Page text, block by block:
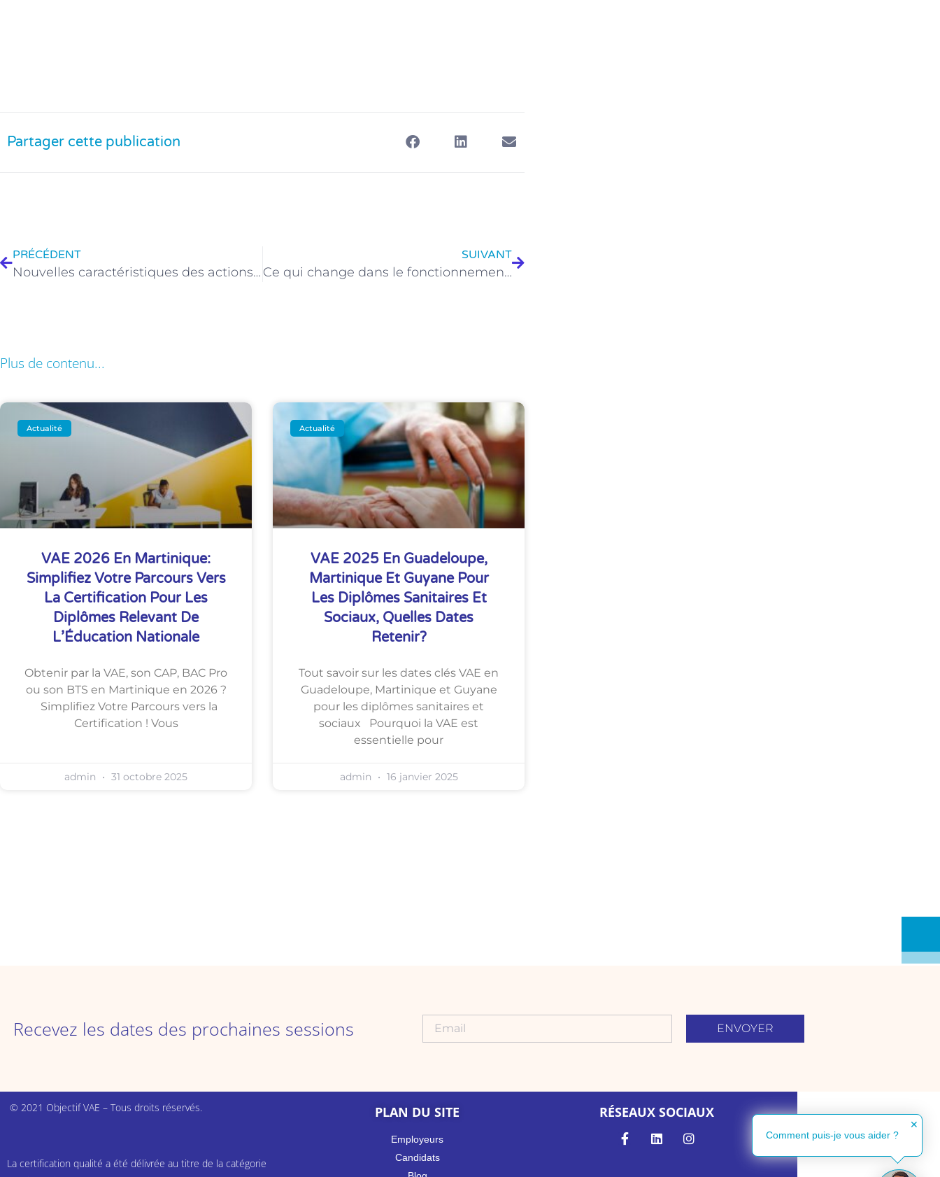
Partager cette publication
PRÉCÉDENT
Nouvelles caractéristiques des actions de formation
SUIVANT
Ce qui change dans le fonctionnement du compte personnel de formation (CPF)
Plus de contenu...
Actualité
VAE 2026 En Martinique:
Simplifiez Votre Parcours Vers
La Certification Pour Les
Diplômes Relevant De
L’Éducation Nationale
Obtenir par la VAE, son CAP, BAC Pro
ou son BTS en Martinique en 2026 ?
Simplifiez Votre Parcours vers la
Certification ! Vous
admin 31 octobre 2025
Actualité
VAE 2025 En Guadeloupe,
Martinique Et Guyane Pour
Les Diplômes Sanitaires Et
Sociaux, Quelles Dates
Retenir?
Tout savoir sur les dates clés VAE en
Guadeloupe, Martinique et Guyane
pour les diplômes sanitaires et
sociaux Pourquoi la VAE est
essentielle pour
admin 16 janvier 2025
Recevez les dates des prochaines sessions​​​​ ENVOYER
© 2021 Objectif VAE – Tous droits réservés.
La certification qualité a été délivrée au titre de la catégorie
PLAN DU SITE
Employeurs
Candidats
RÉSEAUX SOCIAUX
Comment puis-je vous aider ?
✕